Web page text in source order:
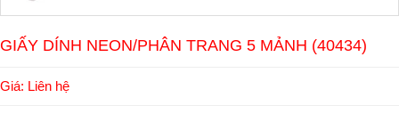
GIẤY DÍNH NEON/PHÂN TRANG 5 MẢNH (40434)
Giá: Liên hệ